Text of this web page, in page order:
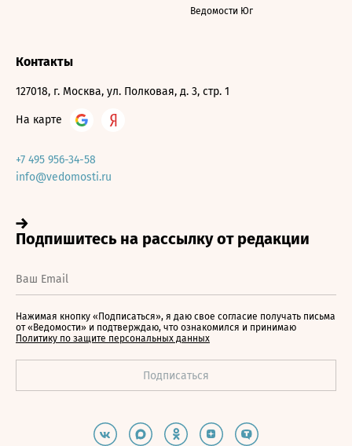
Ведомости Юг
Контакты
127018, г. Москва, ул. Полковая, д. 3, стр. 1
На карте
+7 495 956-34-58
info@vedomosti.ru
Нажимая кнопку «Подписаться», я даю свое согласие получать письма
от «Ведомости» и подтверждаю, что ознакомился и принимаю
Политику по защите персональных данных